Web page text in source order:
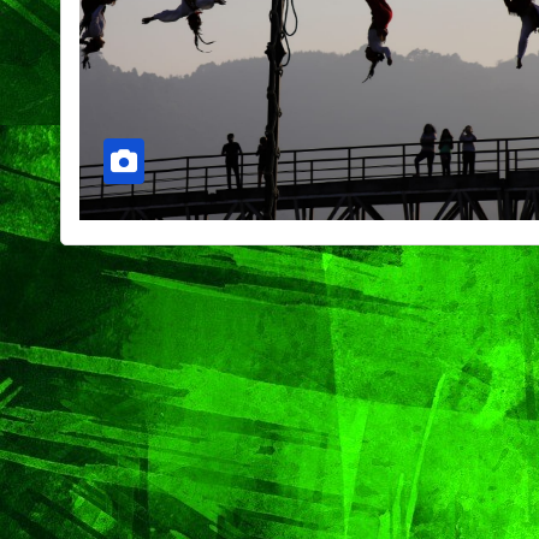
CIUDAD DEPORTES
Concluye
Máster de